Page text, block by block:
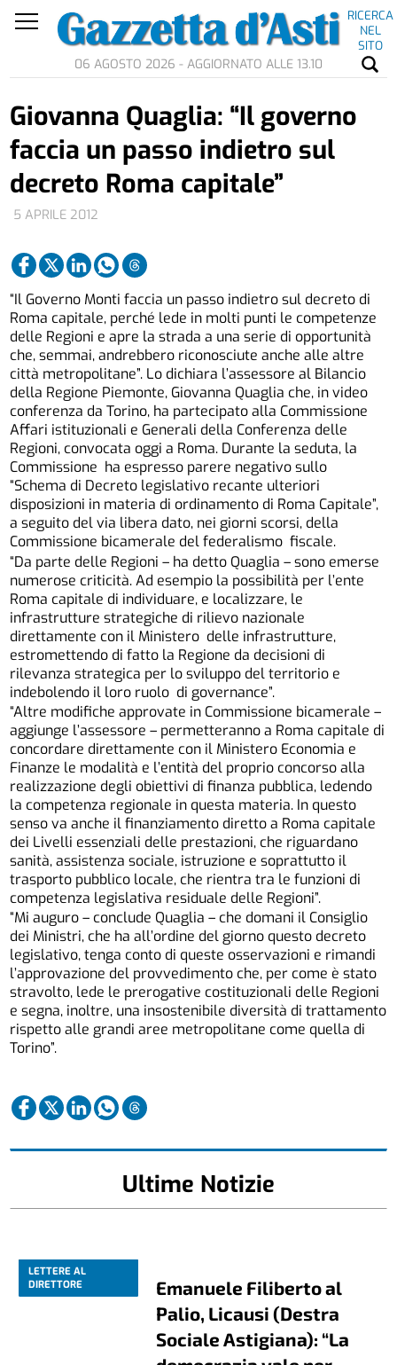
RICERCA
NEL
SITO
06 AGOSTO 2026 - AGGIORNATO ALLE 13.10
5 APRILE 2012
Giovanna Quaglia: “Il governo
faccia un passo indietro sul
decreto Roma capitale”
“Il Governo Monti faccia un passo indietro sul decreto di
Roma capitale, perché lede in molti punti le competenze
delle Regioni e apre la strada a una serie di opportunità
che, semmai, andrebbero riconosciute anche alle altre
città metropolitane”. Lo dichiara l’assessore al Bilancio
della Regione Piemonte, Giovanna Quaglia che, in video
conferenza da Torino, ha partecipato alla Commissione
Affari istituzionali e Generali della Conferenza delle
Regioni, convocata oggi a Roma. Durante la seduta, la
Commissione ha espresso parere negativo sullo
“Schema di Decreto legislativo recante ulteriori
disposizioni in materia di ordinamento di Roma Capitale”,
a seguito del via libera dato, nei giorni scorsi, della
Commissione bicamerale del federalismo fiscale.
“Da parte delle Regioni – ha detto Quaglia – sono emerse
numerose criticità. Ad esempio la possibilità per l’ente
Roma capitale di individuare, e localizzare, le
infrastrutture strategiche di rilievo nazionale
direttamente con il Ministero delle infrastrutture,
estromettendo di fatto la Regione da decisioni di
rilevanza strategica per lo sviluppo del territorio e
indebolendo il loro ruolo di governance”.
“Altre modifiche approvate in Commissione bicamerale –
aggiunge l’assessore – permetteranno a Roma capitale di
concordare direttamente con il Ministero Economia e
Finanze le modalità e l’entità del proprio concorso alla
realizzazione degli obiettivi di finanza pubblica, ledendo
la competenza regionale in questa materia. In questo
senso va anche il finanziamento diretto a Roma capitale
dei Livelli essenziali delle prestazioni, che riguardano
sanità, assistenza sociale, istruzione e soprattutto il
trasporto pubblico locale, che rientra tra le funzioni di
competenza legislativa residuale delle Regioni”.
“Mi auguro – conclude Quaglia – che domani il Consiglio
dei Ministri, che ha all’ordine del giorno questo decreto
legislativo, tenga conto di queste osservazioni e rimandi
l’approvazione del provvedimento che, per come è stato
stravolto, lede le prerogative costituzionali delle Regioni
e segna, inoltre, una insostenibile diversità di trattamento
rispetto alle grandi aree metropolitane come quella di
Torino”.
Ultime Notizie
LETTERE AL
DIRETTORE
Emanuele Filiberto al
Palio, Licausi (Destra
Sociale Astigiana): “La